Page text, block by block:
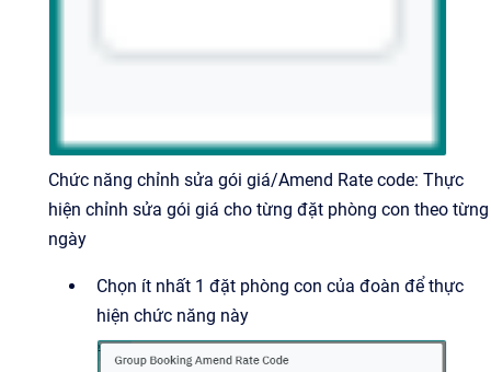
Chức năng chỉnh sửa gói giá/Amend Rate code: Thực
hiện chỉnh sửa gói giá cho từng đặt phòng con theo từng
ngày
Chọn ít nhất 1 đặt phòng con của đoàn để thực
hiện chức năng này